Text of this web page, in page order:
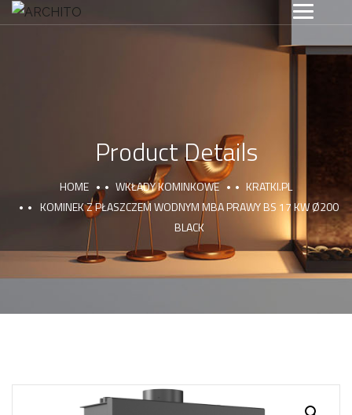
Product Details
HOME WKŁADY KOMINKOWE
KRATKI.PL
KOMINEK Z PŁASZCZEM WODNYM MBA PRAWY BS 17 KW Ø200
BLACK